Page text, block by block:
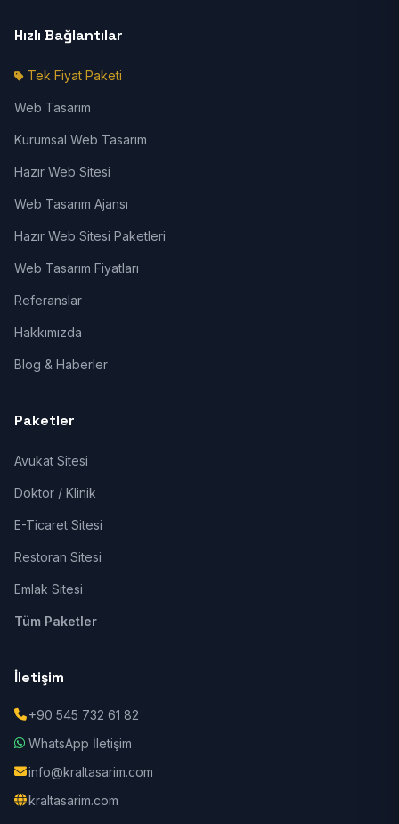
Hızlı Bağlantılar
Tek Fiyat Paketi
Web Tasarım
Kurumsal Web Tasarım
Hazır Web Sitesi
Web Tasarım Ajansı
Hazır Web Sitesi Paketleri
Web Tasarım Fiyatları
Referanslar
Hakkımızda
Blog & Haberler
Paketler
Avukat Sitesi
Doktor / Klinik
E-Ticaret Sitesi
Restoran Sitesi
Emlak Sitesi
Tüm Paketler
İletişim
+90 545 732 61 82
WhatsApp İletişim
info@kraltasarim.com
kraltasarim.com